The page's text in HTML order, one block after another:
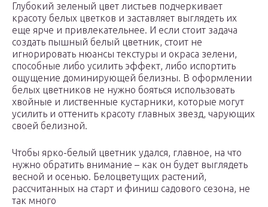
Глубокий зеленый цвет листьев подчеркивает
красоту белых цветков и заставляет выглядеть их
еще ярче и привлекательнее. И если стоит задача
создать пышный белый цветник, стоит не
игнорировать нюансы текстуры и окраса зелени,
способные либо усилить эффект, либо испортить
ощущение доминирующей белизны. В оформлении
белых цветников не нужно бояться использовать
хвойные и лиственные кустарники, которые могут
усилить и оттенить красоту главных звезд, чарующих
своей белизной.
Чтобы ярко-белый цветник удался, главное, на что
нужно обратить внимание – как он будет выглядеть
весной и осенью. Белоцветущих растений,
рассчитанных на старт и финиш садового сезона, не
так много